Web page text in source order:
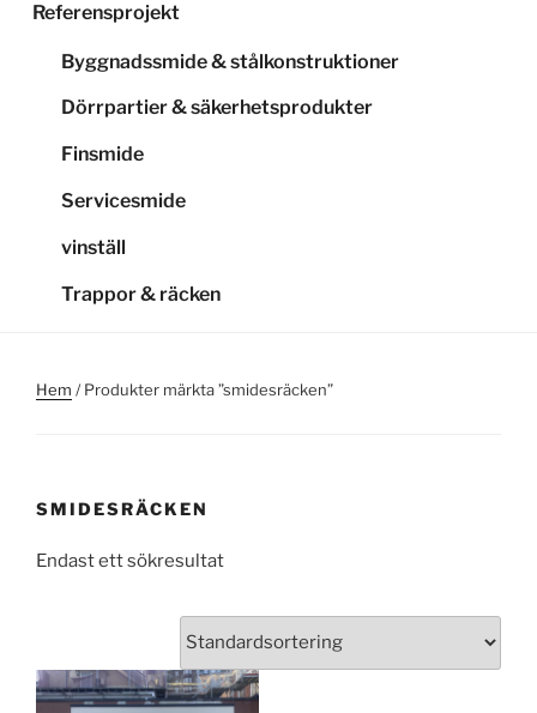
Referensprojekt
Byggnadssmide & stålkonstruktioner
Dörrpartier & säkerhetsprodukter
Finsmide
Servicesmide
vinställ
Trappor & räcken
Hem / Produkter märkta ”smidesräcken”
SMIDESRÄCKEN
Endast ett sökresultat